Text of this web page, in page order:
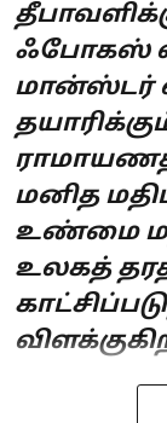
ஃபோகஸ்
மான்ஸ்டர்
மனித
உண்மை
உலகத்